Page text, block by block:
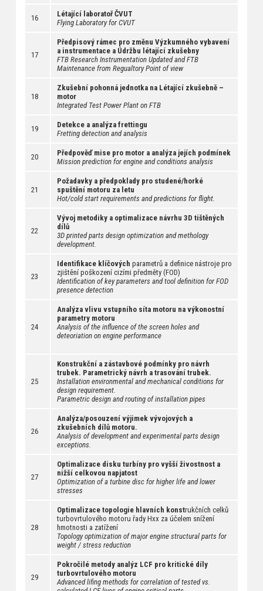
16
Létající laboratoř ČVUT
Flying Laboratory for CVUT
17
Předpisový rámec pro změnu Výzkumného vybavení
a instrumentace a Údržbu létající zkušebny
FTB Research Instrumentation Updated and FTB
Maintenance from Regualtory Point of view
18
Zkušební pohonná jednotka na Létající zkušebně –
motor
Integrated Test Power Plant on FTB
19
Detekce a analýza frettingu
Fretting detection and analysis
20
Předpověď mise pro motor a analýza jejích podmínek
Mission prediction for engine and conditions analysis
21
Požadavky a předpoklady pro studené/horké
spuštění motoru za letu
Hot/cold start requirements and predictions for flight.
22
Vývoj metodiky a optimalizace návrhu 3D tištěných
dílů
3D printed parts design optimization and methology
development.
23
Identifikace klíčových parametrů a definice nástroje pro
zjištění poškození cizími předměty (FOD)
Identification of key parameters and tool definition for FOD
presence detection
24
Analýza vlivu vstupního síta motoru na výkonostní
parametry motoru
Analysis of the influence of the screen holes and
deteoriation on engine performance
25
Konstrukční a zástavbové podmínky pro návrh
trubek. Parametrický návrh a trasování trubek.
Installation environmental and mechanical conditions for
design requirement.
Parametric design and routing of installation pipes
26
Analýza/posouzení výjimek vývojových a
zkušebních dílů motoru.
Analysis of development and experimental parts design
exceptions.
27
Optimalizace disku turbíny pro vyšší živostnost a
nižší celkovou napjatost
Optimization of a turbine disc for higher life and lower
stresses
28
Optimalizace topologie hlavních konstrukčních celků
turbovrtulového motoru řady Hxx za účelem snížení
hmotnosti a zatížení
Topology optimization of major engine structural parts for
weight / stress reduction
29
Pokročilé metody analýz LCF pro kritické díly
turbovrtulového motoru
Advanced lifing methods for correlation of tested vs.